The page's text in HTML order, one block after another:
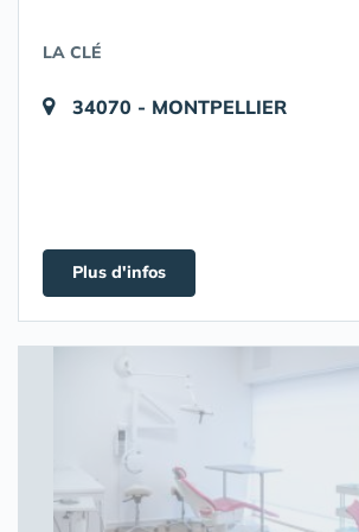
LA CLÉ
34070 - MONTPELLIER
Plus d'infos